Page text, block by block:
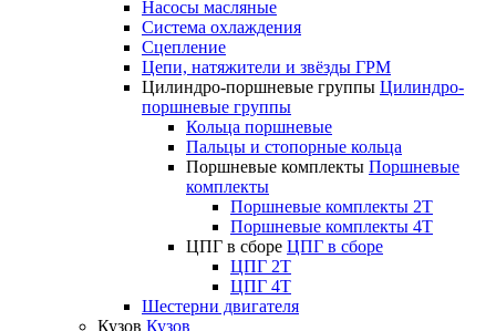
Насосы масляные
Система охлаждения
Сцепление
Цепи, натяжители и звёзды ГРМ
Цилиндро-поршневые группы Цилиндро-
поршневые группы
Кольца поршневые
Пальцы и стопорные кольца
Поршневые комплекты Поршневые
комплекты
Поршневые комплекты 2T
Поршневые комплекты 4T
ЦПГ в сборе ЦПГ в сборе
ЦПГ 2T
ЦПГ 4T
Шестерни двигателя
Кузов Кузов